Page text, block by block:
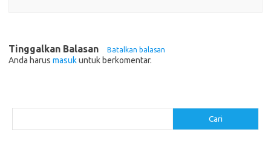
Tinggalkan Balasan Batalkan balasan
Anda harus masukuntuk berkomentar.
Cari